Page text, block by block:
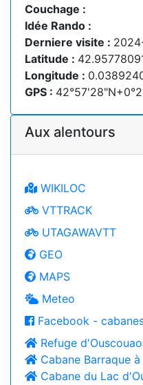
Couchage :
Idée Rando :
Derniere visite :
Latitude :
Longitude :
GPS :
Aux alentours
WIKILOC
VTTRACK
UTAGAWAVTT
GEO
MAPS
Meteo
Facebook -
Refuge
Cabane Barraque à
Cabane du Lac